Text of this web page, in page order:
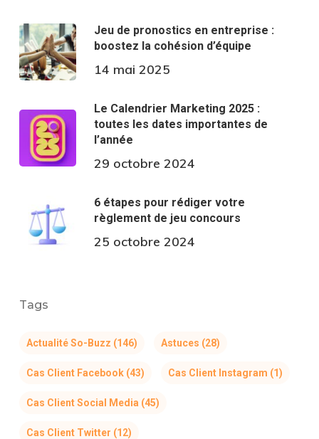
Jeu de pronostics en entreprise :
boostez la cohésion d’équipe
14 mai 2025
Le Calendrier Marketing 2025 :
toutes les dates importantes de
l’année
29 octobre 2024
6 étapes pour rédiger votre
règlement de jeu concours
25 octobre 2024
Tags
Actualité So-Buzz (146) Astuces (28)
Cas Client Facebook(43) Cas Client Instagram (1)
Cas Client Social Media (45)
Cas Client Twitter (12)